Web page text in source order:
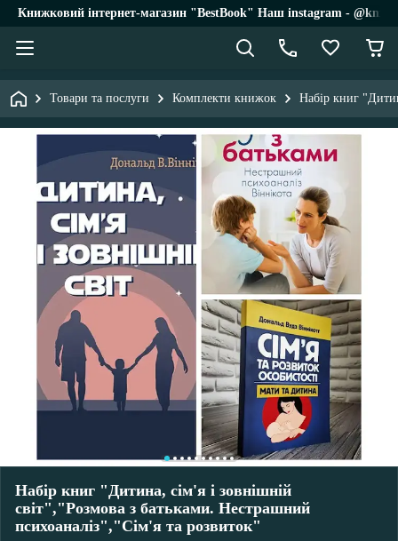
Книжковий інтернет-магазин "BestBook" Наш instagram -
Товари та послуги Комплекти книжок Набір книг
Набір книг "Дитина, сім'я і зовнішній
світ","Розмова з батьками. Нестрашний
психоаналіз","Сім'я та розвиток"